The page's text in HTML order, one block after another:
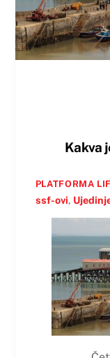
Kakva
PLATFORMA
ssf-ovi,